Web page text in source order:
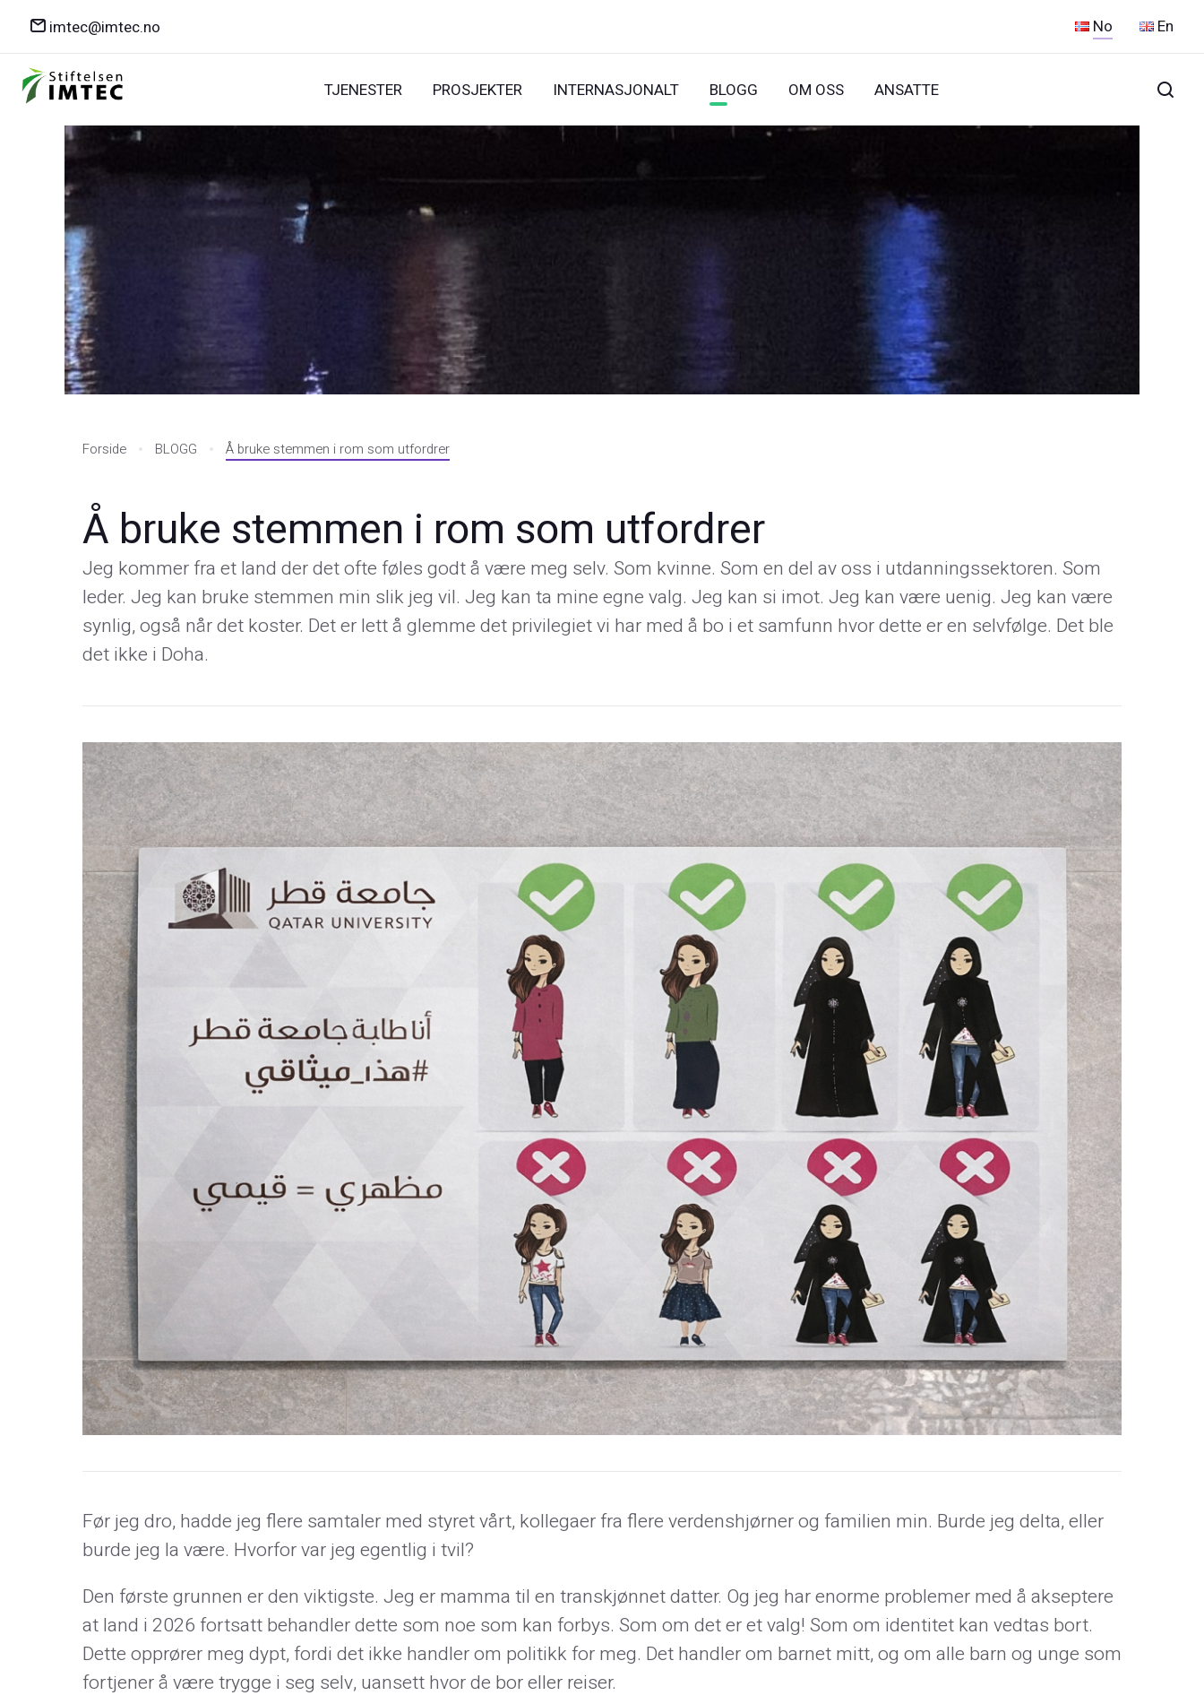
imtec@imtec.no No En
TJENESTER PROSJEKTER INTERNASJONALT BLOGG OM OSS ANSATTE
Forside BLOGG Å bruke stemmen i rom som utfordrer
Å bruke stemmen i rom som utfordrer
Jeg kommer fra et land der det ofte føles godt å være meg selv. Som kvinne. Som en del av oss i utdanningssektoren. Som
leder. Jeg kan bruke stemmen min slik jeg vil. Jeg kan ta mine egne valg. Jeg kan si imot. Jeg kan være uenig. Jeg kan være
synlig, også når det koster. Det er lett å glemme det privilegiet vi har med å bo i et samfunn hvor dette er en selvfølge. Det ble
det ikke i Doha.
Før jeg dro, hadde jeg flere samtaler med styret vårt, kollegaer fra flere verdenshjørner og familien min. Burde jeg delta, eller
burde jeg la være. Hvorfor var jeg egentlig i tvil?
Den første grunnen er den viktigste. Jeg er mamma til en transkjønnet datter. Og jeg har enorme problemer med å akseptere
at land i 2026 fortsatt behandler dette som noe som kan forbys. Som om det er et valg! Som om identitet kan vedtas bort.
Dette opprører meg dypt, fordi det ikke handler om politikk for meg. Det handler om barnet mitt, og om alle barn og unge som
fortjener å være trygge i seg selv, uansett hvor de bor eller reiser.